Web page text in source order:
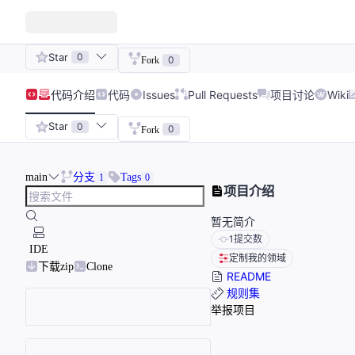
Star 0 Fork 0
代码介绍 代码 Issues Pull Requests 项目讨论 Wiki
Star 0 Fork 0
main 分支 1 Tags 0
IDE
下载zip
Clone
项目介绍
暂无简介
1提交数
定制我的领域
README
规则集
举报项目